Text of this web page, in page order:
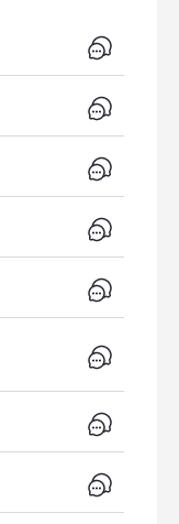
Відкрити
Відкрити
Відкрити
Відкрити
Відкрити
Відкрити
Відкрити
Відкрити